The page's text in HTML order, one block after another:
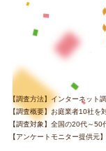
【調査方法】インターネッ
【調査概要】お庭業者10社
【調査対象】全国の20代～
【アンケートモニター提供元